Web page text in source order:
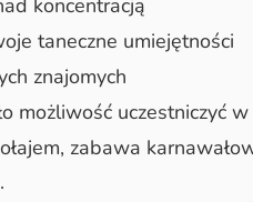
koncentracją
taneczne umiejętności
znajomych
możliwość uczestniczyć
zabawa